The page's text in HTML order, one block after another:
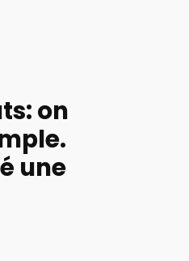
on
une